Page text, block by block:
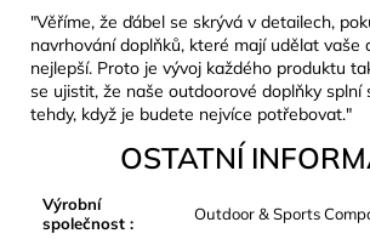
"Věříme, že ďábel se skrývá v detailech,
navrhování doplňků, které mají udělat vaše
nejlepší. Proto je vývoj každého produktu
se ujistit, že naše outdoorové doplňky splní
tehdy, když je budete nejvíce potřebovat."
OSTATNÍ
Výrobní
společnost : Outdoor & Sports